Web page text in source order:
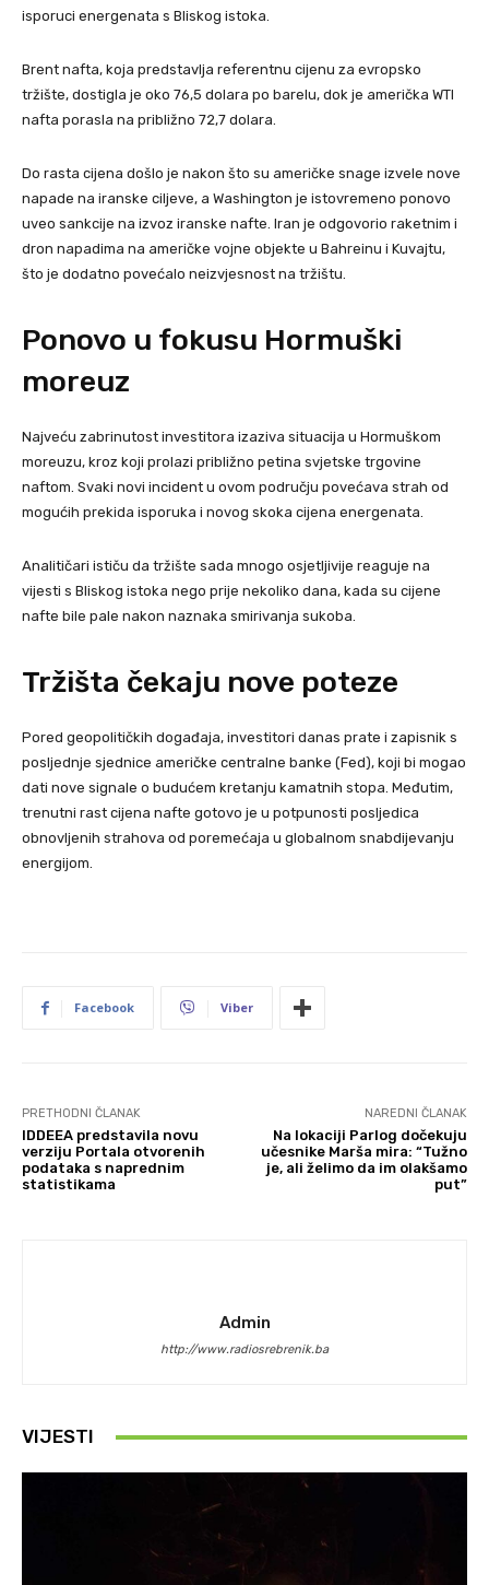
isporuci energenata s Bliskog istoka.
Brent nafta, koja predstavlja referentnu cijenu za evropsko
tržište, dostigla je oko 76,5 dolara po barelu, dok je američka WTI
nafta porasla na približno 72,7 dolara.
Do rasta cijena došlo je nakon što su američke snage izvele nove
napade na iranske ciljeve, a Washington je istovremeno ponovo
uveo sankcije na izvoz iranske nafte. Iran je odgovorio raketnim i
dron napadima na američke vojne objekte u Bahreinu i Kuvajtu,
što je dodatno povećalo neizvjesnost na tržištu.
Ponovo u fokusu Hormuški
moreuz
Najveću zabrinutost investitora izaziva situacija u Hormuškom
moreuzu, kroz koji prolazi približno petina svjetske trgovine
naftom. Svaki novi incident u ovom području povećava strah od
mogućih prekida isporuka i novog skoka cijena energenata.
Analitičari ističu da tržište sada mnogo osjetljivije reaguje na
vijesti s Bliskog istoka nego prije nekoliko dana, kada su cijene
nafte bile pale nakon naznaka smirivanja sukoba.
Tržišta čekaju nove poteze
Pored geopolitičkih događaja, investitori danas prate i zapisnik s
posljednje sjednice američke centralne banke (Fed), koji bi mogao
dati nove signale o budućem kretanju kamatnih stopa. Međutim,
trenutni rast cijena nafte gotovo je u potpunosti posljedica
obnovljenih strahova od poremećaja u globalnom snabdijevanju
energijom.
Facebook Viber
PRETHODNI ČLANAK
IDDEEA predstavila novu
verziju Portala otvorenih
podataka s naprednim
statistikama
NAREDNI ČLANAK
Na lokaciji Parlog dočekuju
učesnike Marša mira: “Tužno
je, ali želimo da im olakšamo
put”
Admin
http://www.radiosrebrenik.ba
VIJESTI